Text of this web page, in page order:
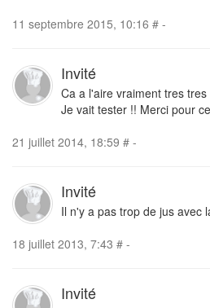
11 septembre 2015, 10:16 # -
Invité
Ca a l'aire vraiment tres tres
Je vait tester !! Merci pour
21 juillet 2014, 18:59 # -
Invité
Il n'y a pas trop de jus avec
18 juillet 2013, 7:43 # -
Invité